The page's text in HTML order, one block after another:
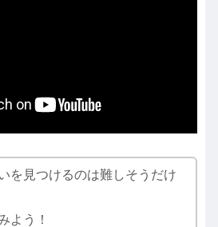
を見つけるのは難しそうだけ
よう！